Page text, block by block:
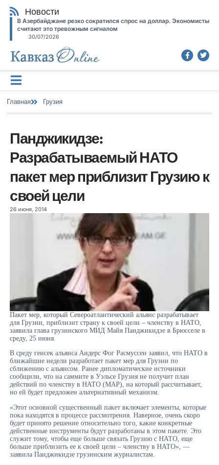
Новости
В Азербайджане резко сократился спрос на доллар. Экономисты
считают это тревожным сигналом
30/07/2026
Главная Грузия
Панджикидзе:
Разрабатываемый НАТО
пакет мер приблизит Грузию к
своей цели
26 июня, 2014
Пакет мер, который Североатлантический альянс разрабатывает
для Грузии, приблизит страну к своей цели – членству в НАТО,
заявила глава грузинского МИД Майя Панджикидзе в Брюсселе в
среду, 25 июня.
В среду генсек альянса Андерс Фог Расмуссен заявил, что НАТО в
ближайшие недели разработает пакет мер для Грузии по
сближению с альянсом. Ранее дипломатические источники
сообщили, что на саммите в Уэльсе Грузия не получит план
действий по членству в НАТО (МАР), на который рассчитывает,
но ей будет предложен альтернативный механизм.
«Этот основной существенный пакет включает элементы, которые
пока находятся в процессе рассмотрения. Наверное, очень скоро
будет принято решение относительно того, какие конкретные
действенные инструменты будут разработаны в этом пакете. Это
служит тому, чтобы еще больше связать Грузию с НАТО, еще
больше приблизить ее к своей цели – членству в НАТО», —
заявила Панджикидзе грузинским журналистам.